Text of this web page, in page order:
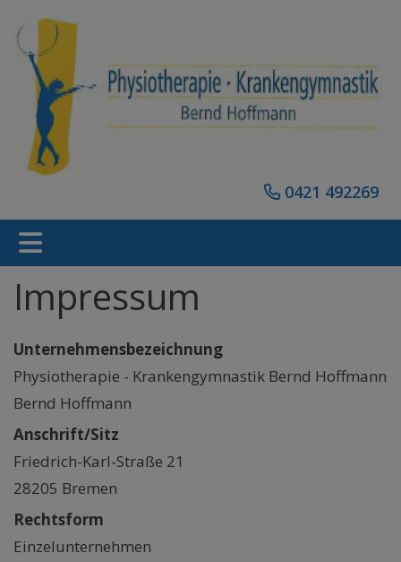
0421 492269
Impressum
Unternehmensbezeichnung
Physiotherapie - Krankengymnastik Bernd Hoffmann
Bernd Hoffmann
Anschrift/Sitz
Friedrich-Karl-Straße 21
28205 Bremen
Rechtsform
Einzelunternehmen